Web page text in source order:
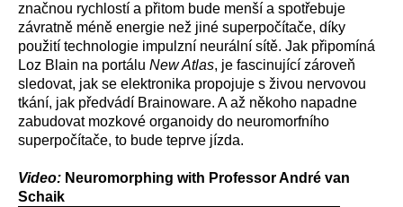
značnou rychlostí a přitom bude menší a spotřebuje
závratně méně energie než jiné superpočítače, díky
použití technologie impulzní neurální sítě. Jak připomíná
Loz Blain na portálu New Atlas, je fascinující zároveň
sledovat, jak se elektronika propojuje s živou nervovou
tkání, jak předvádí Brainoware. A až někoho napadne
zabudovat mozkové organoidy do neuromorfního
superpočítače, to bude teprve jízda.
Video: Neuromorphing with Professor André van
Schaik